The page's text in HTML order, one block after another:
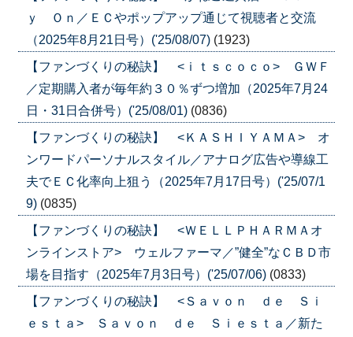
ｙ Ｏｎ／ＥＣやポップアップ通じて視聴者と交流
（2025年8月21日号）('25/08/07) (1923)
【ファンづくりの秘訣】 <ｉｔｓｃｏｃｏ> ＧＷＦ
／定期購入者が毎年約３０％ずつ増加（2025年7月24
日・31日合併号）('25/08/01) (0836)
【ファンづくりの秘訣】 <ＫＡＳＨＩＹＡＭＡ> オ
ンワードパーソナルスタイル／アナログ広告や導線工
夫でＥＣ化率向上狙う（2025年7月17日号）('25/07/1
9) (0835)
【ファンづくりの秘訣】 <ＷＥＬＬＰＨＡＲＭＡオ
ンラインストア> ウェルファーマ／”健全”なＣＢＤ市
場を目指す（2025年7月3日号）('25/07/06) (0833)
【ファンづくりの秘訣】 <Ｓａｖｏｎ ｄｅ Ｓｉ
ｅｓｔａ> Ｓａｖｏｎ ｄｅ Ｓｉｅｓｔａ／新た